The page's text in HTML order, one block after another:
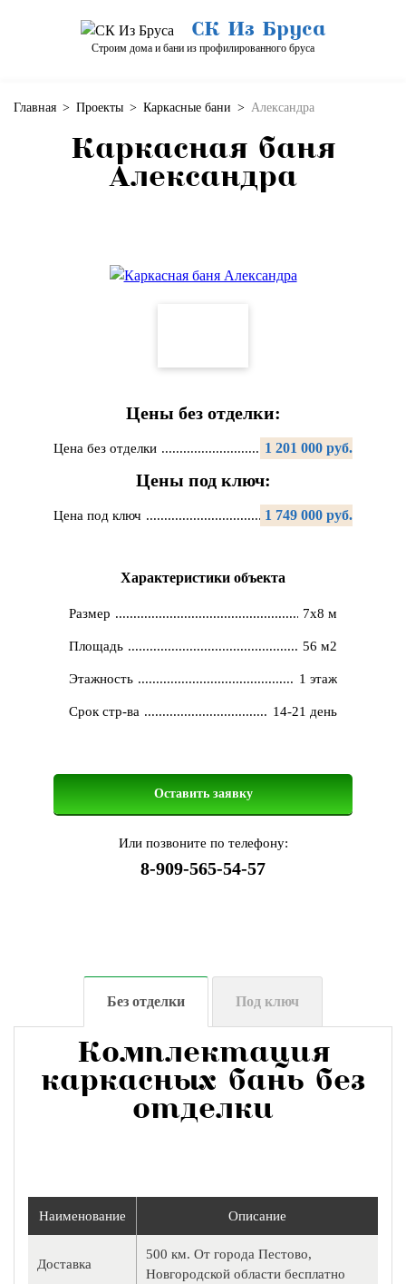
СК Из Бруса
Строим дома и бани из профилированного бруса
Главная > Проекты > Каркасные бани > Александра
Каркасная баня
Александра
Цены без отделки:
Цена без отделки 1 201 000 руб.
Цены под ключ:
Цена под ключ 1 749 000 руб.
Характеристики объекта
Размер 7х8 м
Площадь 56 м2
Этажность 1 этаж
Срок стр-ва 14-21 день
Оставить заявку
Или позвоните по телефону:
8-909-565-54-57
Без отделки Под ключ
Комплектация
каркасных бань без
отделки
Наименование Описание
Доставка
500 км. От города Пестово,
Новгородской области бесплатно